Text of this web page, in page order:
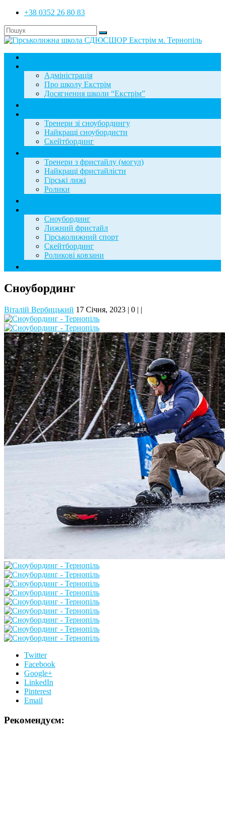
+38 0352 26 80 83
Адміністрація
Про школу Екстрім
Досягнення школи “Екстрім”
Тренери зі сноубордингу
Найкращі сноубордисти
Скейтбординг
Тренери з фристайлу (могул)
Найкращі фристайлісти
Гірські лижі
Ролики
Сноубординг
Лижний фристайл
Гірськолижний спорт
Скейтбординг
Роликові ковзани
Сноубординг
Віталій Вербицький 17 Січня, 2023 | 0 | |
Twitter
Facebook
Google+
LinkedIn
Pinterest
Email
Рекомендуєм: